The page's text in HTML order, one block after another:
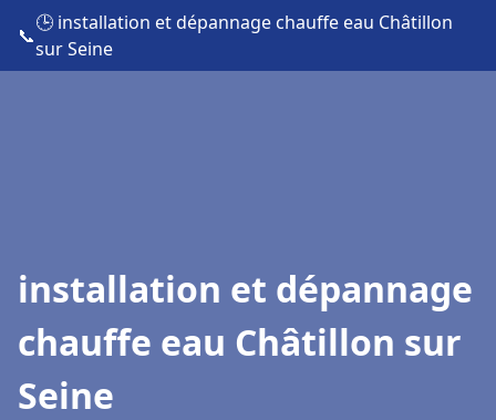
📞
🕒 installation et dépannage chauffe eau Châtillon
sur Seine
installation et dépannage
chauffe eau Châtillon sur
Seine